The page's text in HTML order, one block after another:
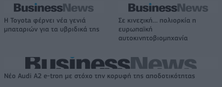
Η Toyota φέρνει νέα γενιά
μπαταριών για τα υβριδικά της
Σε κινεζική… πολιορκία η
ευρωπαϊκή
αυτοκινητοβιομηχανία
Νέο Audi A2 e-tron με στόχο την κορυφή της αποδοτικότητας